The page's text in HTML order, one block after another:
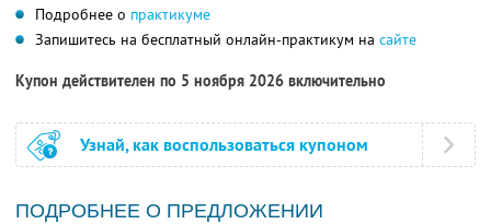
Подробнее о практикуме
Запишитесь на бесплатный онлайн-практикум на сайте
Купон действителен по 5 ноября 2026 включительно
Узнай, как воспользоваться купоном
ПОДРОБНЕЕ О ПРЕДЛОЖЕНИИ